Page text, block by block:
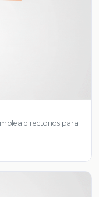
directorios para